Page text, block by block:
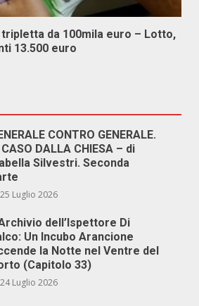
da 100mila euro – Lotto,
13.500 euro
CONTRO GENERALE.
CASO DALLA CHIESA – di
Silvestri. Seconda
25 Luglio 2026
dell’Ispettore Di
Un Incubo Arancione
la Notte nel Ventre del
(Capitolo 33)
24 Luglio 2026